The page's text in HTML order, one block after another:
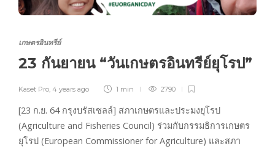
เกษตรอินทรีย์
23 กันยายน “วันเกษตรอินทรีย์ยุโรป”
Kaset Pro 4 years ago 1 min 2790
[23 ก.ย. 64 กรุงบรัสเซลล์] สภาเกษตรและประมงยุโรป
(Agriculture and Fisheries Council) ร่วมกับกรรมธิการเกษตร
ยุโรป (European Commissioner for Agriculture) และสภา